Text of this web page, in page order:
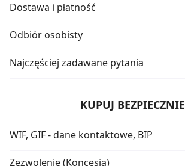
Dostawa i płatność
Odbiór osobisty
Najczęściej zadawane pytania
KUPUJ BEZPIECZNIE
WIF, GIF - dane kontaktowe, BIP
Zezwolenie (Koncesja)